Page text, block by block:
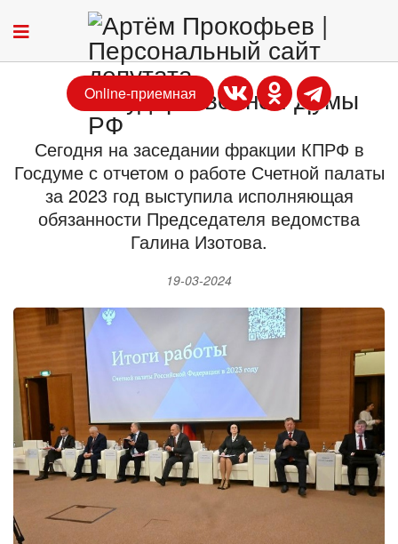
Online-приемная
Сегодня на заседании фракции КПРФ в
Госдуме с отчетом о работе Счетной палаты
за 2023 год выступила исполняющая
обязанности Председателя ведомства
Галина Изотова.
19-03-2024